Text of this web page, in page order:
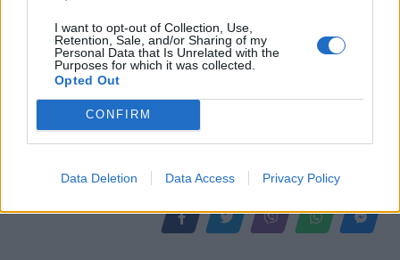
I want to opt-out of Collection, Use,
Retention, Sale, and/or Sharing of my
Personal Data that Is Unrelated with the
Purposes for which it was collected.
Opted Out
CONFIRM
Data Deletion Data Access Privacy Policy
Shtuar
19.10.2024 11:00
koncerti